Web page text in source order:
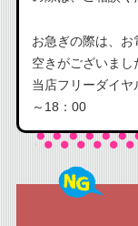
お急ぎの際は、
空きがございまし
当店フリーダイヤ
～18：00